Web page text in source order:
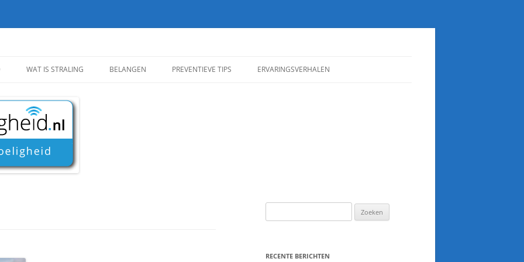
WAT IS STRALING
MENS EN ELEKTROMAGNETISCHE
VELDEN
SOORTEN ELEKTROMAGNETISCHE
VELDEN
BELANGEN PREVENTIEVE TIPS ERVARINGSVERHALEN
naar:
RECENTE BERICHTEN